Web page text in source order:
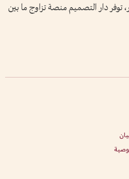
توفر دار التصميم منصة تزاوج ما بين